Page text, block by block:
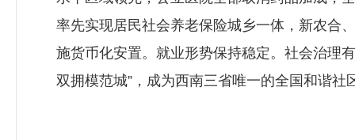
率先实现居民社会养老保险城乡一体，新农合
施货币化安置。就业形势保持稳定。社会治理
双拥模范城”，成为西南三省唯一的全国和谐